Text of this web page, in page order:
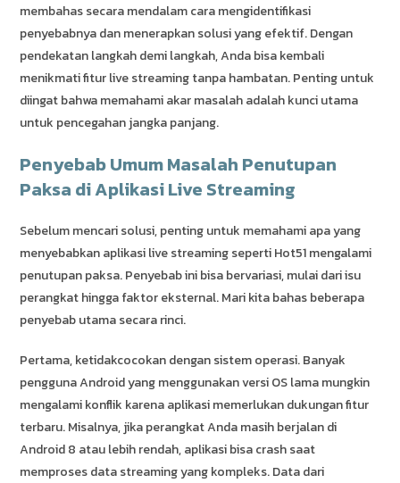
membahas secara mendalam cara mengidentifikasi
penyebabnya dan menerapkan solusi yang efektif. Dengan
pendekatan langkah demi langkah, Anda bisa kembali
menikmati fitur live streaming tanpa hambatan. Penting untuk
diingat bahwa memahami akar masalah adalah kunci utama
untuk pencegahan jangka panjang.
Penyebab Umum Masalah Penutupan
Paksa di Aplikasi Live Streaming
Sebelum mencari solusi, penting untuk memahami apa yang
menyebabkan aplikasi live streaming seperti Hot51 mengalami
penutupan paksa. Penyebab ini bisa bervariasi, mulai dari isu
perangkat hingga faktor eksternal. Mari kita bahas beberapa
penyebab utama secara rinci.
Pertama, ketidakcocokan dengan sistem operasi. Banyak
pengguna Android yang menggunakan versi OS lama mungkin
mengalami konflik karena aplikasi memerlukan dukungan fitur
terbaru. Misalnya, jika perangkat Anda masih berjalan di
Android 8 atau lebih rendah, aplikasi bisa crash saat
memproses data streaming yang kompleks. Data dari